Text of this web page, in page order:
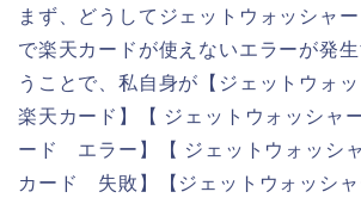
まず、どうしてジェットウォッシャ
で楽天カードが使えないエラーが発
うことで、私自身が【ジェットウォ
楽天カード】【 ジェットウォッシャ
ード エラー】【 ジェットウォッシ
カード 失敗】【ジェットウォッシャ